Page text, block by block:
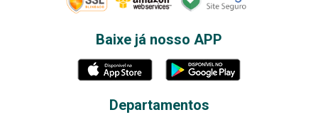
Baixe já nosso APP
Departamentos